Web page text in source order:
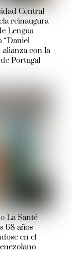
Central
reinaugura
Lengua
“Daniel
alianza con la
Portugal
La Santé
68 años
en el